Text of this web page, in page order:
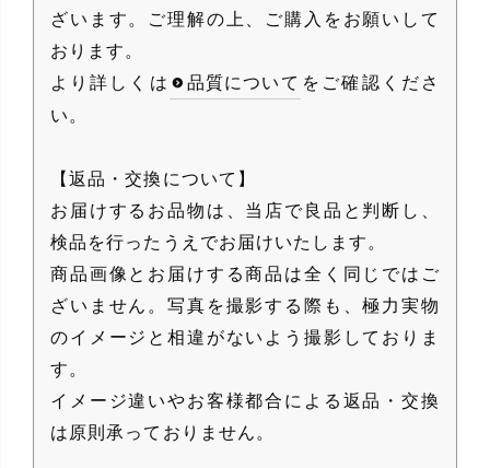
ざいます。ご理解の上、ご購入をお願いして
おります。
より詳しくは
品質について をご確認くださ
い。
【返品・交換について】
お届けするお品物は、当店で良品と判断し、
検品を行ったうえでお届けいたします。
商品画像とお届けする商品は全く同じではご
ざいません。写真を撮影する際も、極力実物
のイメージと相違がないよう撮影しておりま
す。
イメージ違いやお客様都合による返品・交換
は原則承っておりません。